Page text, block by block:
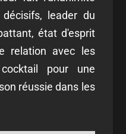
leader du
état d'esprit
relation avec les
pour une
réussie dans les